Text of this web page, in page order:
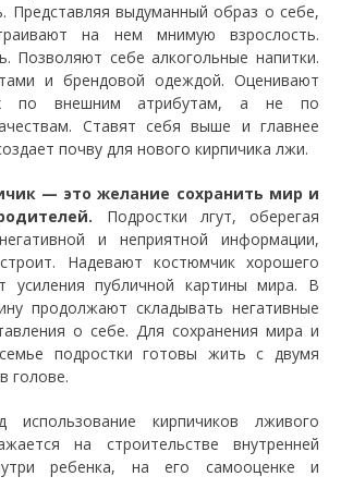
Представляя выдуманный образ о себе,
на нем мнимую взрослость.
Позволяют себе алкогольные напитки.
и брендовой одеждой. Оценивают
по внешним атрибутам, а не по
Ставят себя выше и главнее
почву для нового кирпичика лжи.
— это желание сохранить мир и
Подростки лгут, оберегая
и неприятной информации,
Надевают костюмчик хорошего
усиления публичной картины мира. В
продолжают складывать негативные
о себе. Для сохранения мира и
подростки готовы жить с двумя
голове.
кирпичиков лживого
на строительстве внутренней
ребенка, на его самооценке и